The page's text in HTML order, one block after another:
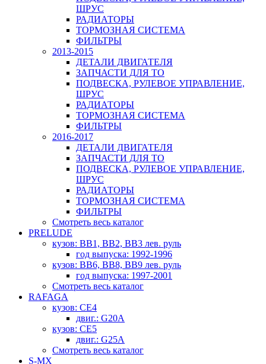
ШРУС
РАДИАТОРЫ
ТОРМОЗНАЯ СИСТЕМА
ФИЛЬТРЫ
2013-2015
ДЕТАЛИ ДВИГАТЕЛЯ
ЗАПЧАСТИ ДЛЯ ТО
ПОДВЕСКА, РУЛЕВОЕ УПРАВЛЕНИЕ,
ШРУС
РАДИАТОРЫ
ТОРМОЗНАЯ СИСТЕМА
ФИЛЬТРЫ
2016-2017
ДЕТАЛИ ДВИГАТЕЛЯ
ЗАПЧАСТИ ДЛЯ ТО
ПОДВЕСКА, РУЛЕВОЕ УПРАВЛЕНИЕ,
ШРУС
РАДИАТОРЫ
ТОРМОЗНАЯ СИСТЕМА
ФИЛЬТРЫ
Смотреть весь каталог
PRELUDE
кузов: BB1, BB2, BB3 лев. руль
год выпуска: 1992-1996
кузов: BB6, BB8, BB9 лев. руль
год выпуска: 1997-2001
Смотреть весь каталог
RAFAGA
кузов: CE4
двиг.: G20A
кузов: CE5
двиг.: G25A
Смотреть весь каталог
S-MX